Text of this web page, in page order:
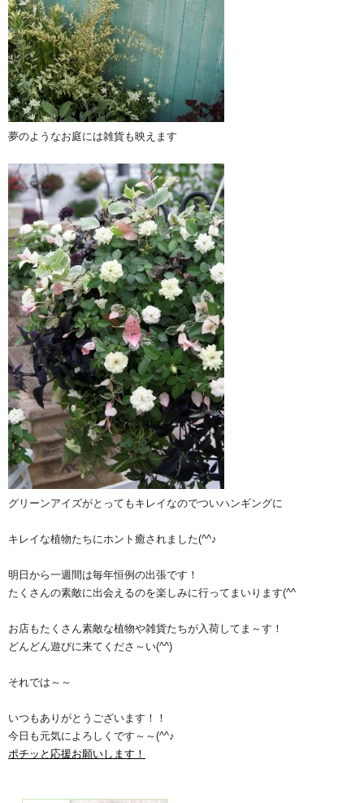
夢のようなお庭には雑貨も映えます
グリーンアイズがとってもキレイなのでついハンギングに
キレイな植物たちにホント癒されました(^^♪
明日から一週間は毎年恒例の出張です！
たくさんの素敵に出会えるのを楽しみに行ってまいります(^^ゞ
お店もたくさん素敵な植物や雑貨たちが入荷してま～す！
どんどん遊びに来てくださ～い(^^)
それでは～～
いつもありがとうございます！！
今日も元気によろしくです～～(^^♪
ポチッと応援お願いします！